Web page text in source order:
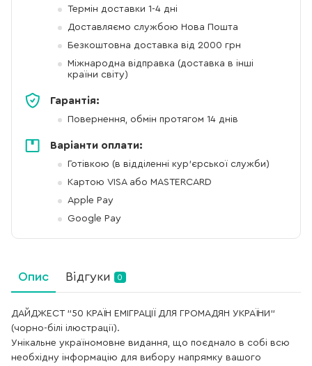
Термін доставки 1-4 дні
Доставляємо службою Нова Пошта
Безкоштовна доставка від 2000 грн
Міжнародна відправка (доставка в інші
країни світу)
Гарантія:
Повернення, обмін протягом 14 днів
Варіанти оплати:
Готівкою (в відділенні кур'єрської служби)
Картою VISA або MASTERCARD
Apple Pay
Google Pay
Опис Відгуки 0
ДАЙДЖЕСТ "50 КРАЇН ЕМІГРАЦІЇ ДЛЯ ГРОМАДЯН УКРАЇНИ"
(чорно-білі ілюстрації).
Унікальне україномовне видання, що поєднало в собі всю
необхідну інформацію для вибору напрямку вашого